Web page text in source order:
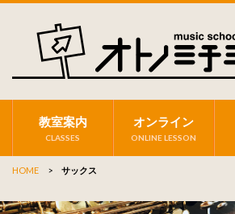
教室案内
CLASSES
オンライン
ONLINE LESSON
HOME > サックス